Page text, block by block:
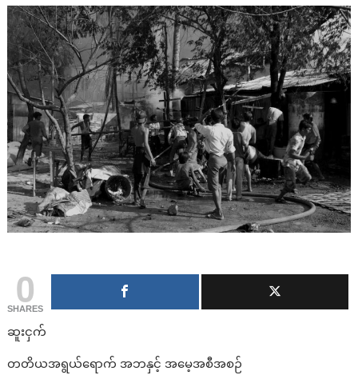
0
SHARES
ဆူးငှက်
တတိယအရွယ်ရောက် အဘနှင့် အမေ့အစီအစဉ်